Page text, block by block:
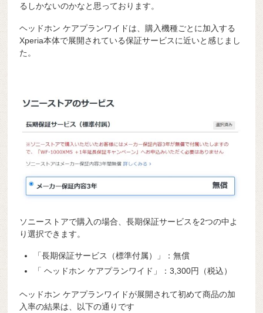
るしかないのかなと思っております。
ヘッドホン ケアプランワイドは、購入機種ごとに加入する
Xperia本体で展開されている保証サービスに近いと感じまし
た。
ソニーストアで購入の場合、長期保証サービスを2つの中よ
り選択できます。
「長期保証サービス（標準付属）」：無償
「 ヘッドホン ケアプランワイド」：3,300円（税込）
ヘッドホン ケアプランワイドが展開されて初めて商品の加
入率の結果は、以下の通りです